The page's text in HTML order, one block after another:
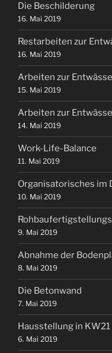
Die Beschilderung
16. Mai 2019
Restarbeiten zur
16. Mai 2019
Arbeiten zur
15. Mai 2019
Arbeiten zur
14. Mai 2019
Work-Life-Balance
11. Mai 2019
Organisatorisches im
10. Mai 2019
9. Mai 2019
Abnahme der
8. Mai 2019
Die Betonwand
7. Mai 2019
Hausstellung in KW21
6. Mai 2019